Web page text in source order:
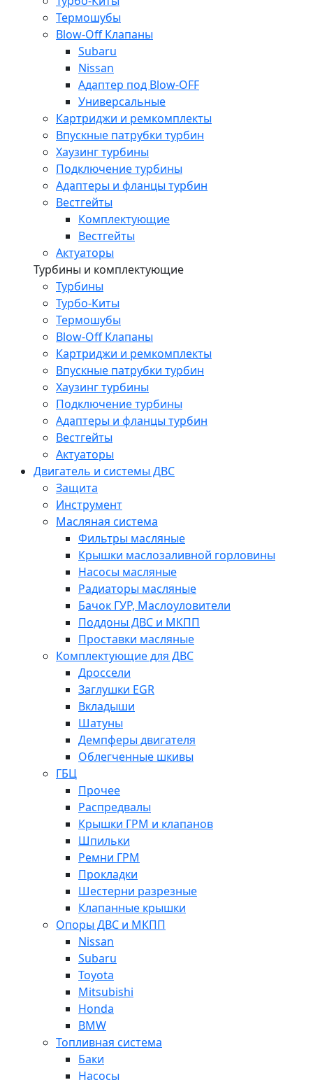
Термошубы
Blow-Off Клапаны
Subaru
Nissan
Адаптер под Blow-OFF
Универсальные
Картриджи и ремкомплекты
Впускные патрубки турбин
Хаузинг турбины
Подключение турбины
Адаптеры и фланцы турбин
Вестгейты
Комплектующие
Вестгейты
Актуаторы
Турбины и комплектующие
Турбины
Турбо-Киты
Термошубы
Blow-Off Клапаны
Картриджи и ремкомплекты
Впускные патрубки турбин
Хаузинг турбины
Подключение турбины
Адаптеры и фланцы турбин
Вестгейты
Актуаторы
Двигатель и системы ДВС
Защита
Инструмент
Масляная система
Фильтры масляные
Крышки маслозаливной горловины
Насосы масляные
Радиаторы масляные
Бачок ГУР, Маслоуловители
Поддоны ДВС и МКПП
Проставки масляные
Комплектующие для ДВС
Дроссели
Заглушки EGR
Вкладыши
Шатуны
Демпферы двигателя
Облегченные шкивы
ГБЦ
Прочее
Распредвалы
Крышки ГРМ и клапанов
Шпильки
Ремни ГРМ
Прокладки
Шестерни разрезные
Клапанные крышки
Опоры ДВС и МКПП
Nissan
Subaru
Toyota
Mitsubishi
Honda
BMW
Топливная система
Баки
Насосы